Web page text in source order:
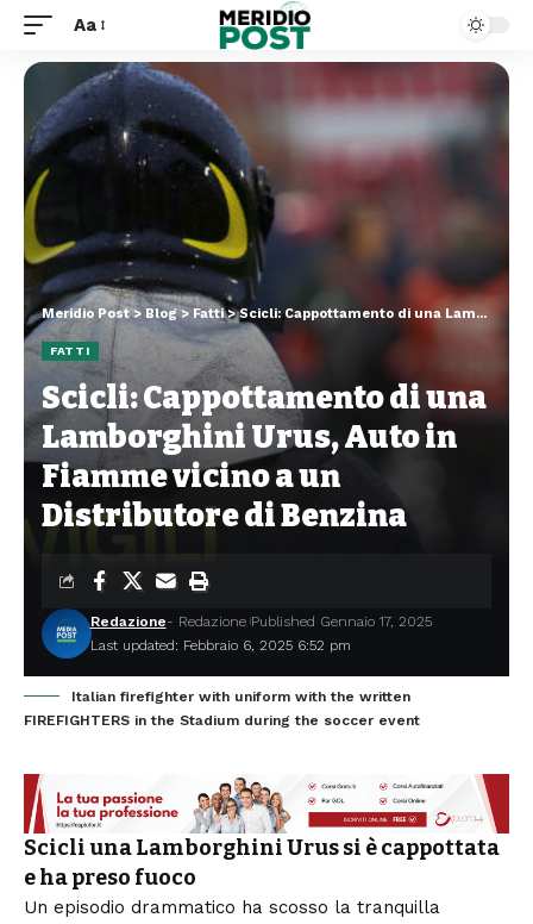
Aa
Meridio Post> Blog>Fatti>Scicli: Cappottamento di una Lamborghini Urus, Auto in Fiamme vicino a un Distributore di Benzina
FATTI
Scicli: Cappottamento di una
Lamborghini Urus, Auto in
Fiamme vicino a un
Distributore di Benzina
Last updated: Febbraio 6, 2025 6:52 pm
Redazione- Redazione Published Gennaio 17, 2025
Italian firefighter with uniform with the written
FIREFIGHTERS in the Stadium during the soccer event
Scicli una Lamborghini Urus si è cappottata
e ha preso fuoco
Un episodio drammatico ha scosso la tranquilla